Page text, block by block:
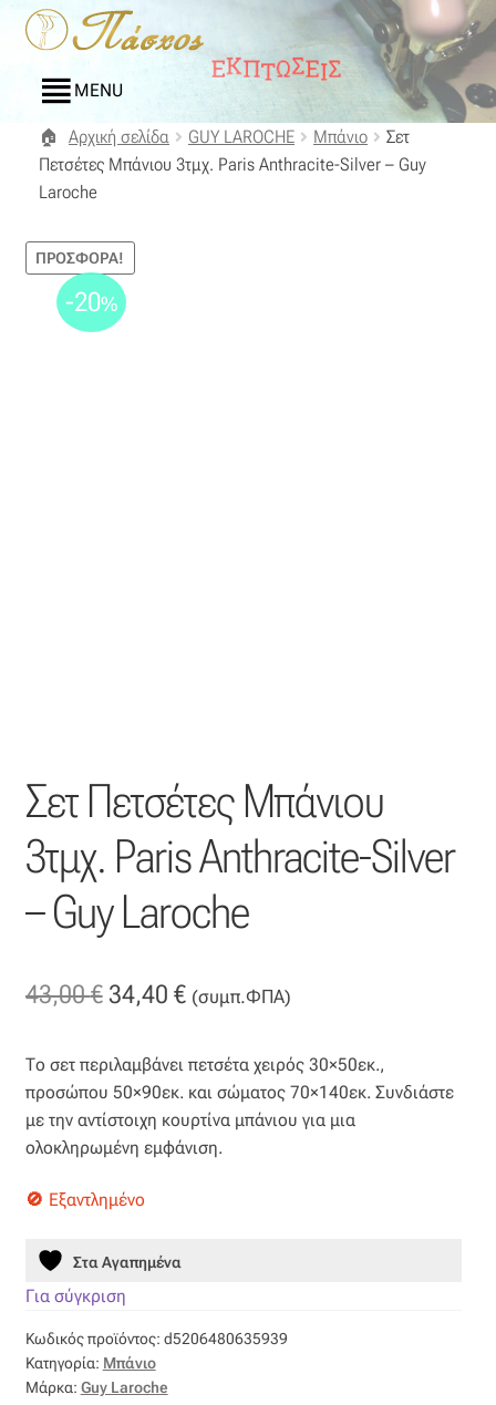
Απευθείας
μετάβαση
στην
πλοήγηση
Μετάβαση
σε
περιεχόμενο
MENU
Αρχική
Blog
Compare
Αγαπημένα
Λογαριασμός
Όλα τα υφάσματα
Black-out
Βελούδο
Βελουτέ
Βουάλ
Γάζα
Δαντέλα
Αρχική σελίδα GUY LAROCHE Μπάνιο
Σετ
Πετσέτες Μπάνιου 3τμχ. Paris Anthracite-Silver – Guy
Laroche
ΠΡΟΣΦΟΡΆ!
Σετ Πετσέτες Μπάνιου
3τμχ. Paris Anthracite-Silver
– Guy Laroche
43,00€ Original
was:
43,00 €.
34,40 €Η
τιμή
είναι:
34,40 €.
(συμπ.ΦΠΑ)
-20%
Το σετ περιλαμβάνει πετσέτα χειρός 30×50εκ.,
προσώπου 50×90εκ. και σώματος 70×140εκ. Συνδιάστε
με την αντίστοιχη κουρτίνα μπάνιου για μια
ολοκληρωμένη εμφάνιση.
Εξαντλημένο
Στα Αγαπημένα
Για σύγκριση
Κωδικός προϊόντος: d5206480635939
Κατηγορία: Μπάνιο
Μάρκα: Guy Laroche